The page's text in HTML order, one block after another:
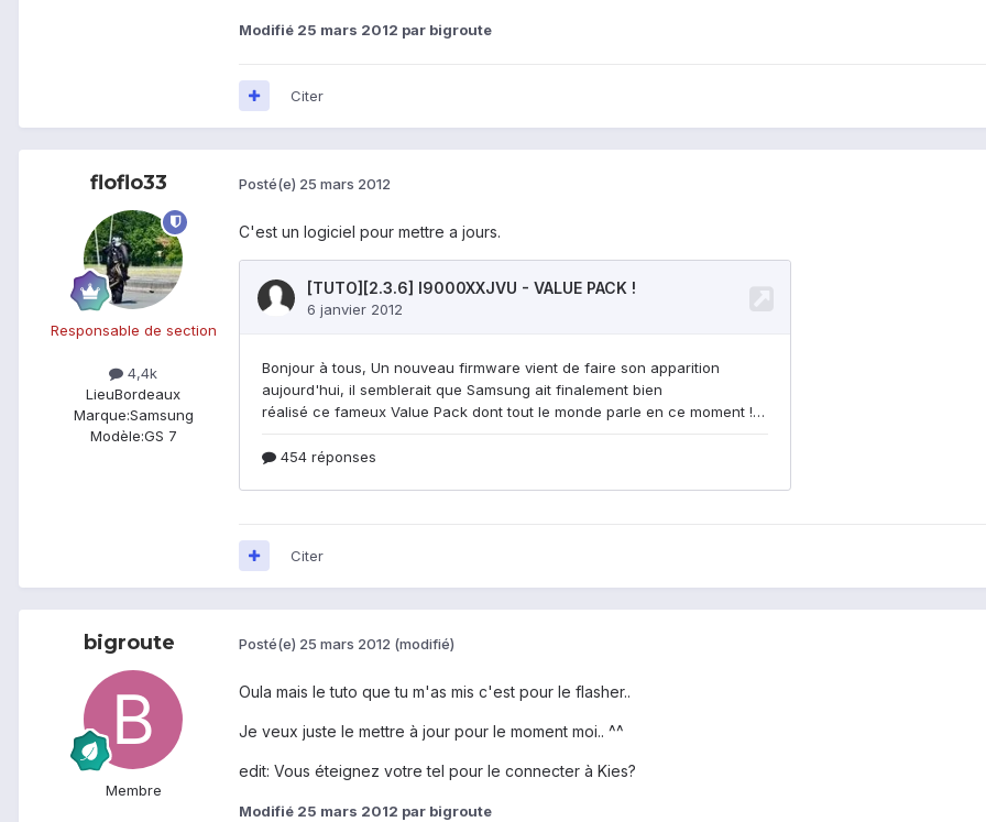
Modifié 25 mars 2012 par bigroute
Citer
floflo33
Responsable de section
4,4k
LieuBordeaux
Marque:Samsung
Modèle:GS 7
Posté(e) 25 mars 2012
C'est un logiciel pour mettre a jours.
Citer
bigroute
Membre
Posté(e) 25 mars 2012 (modifié)
Oula mais le tuto que tu m'as mis c'est pour le flasher..
Je veux juste le mettre à jour pour le moment moi.. ^^
edit: Vous éteignez votre tel pour le connecter à Kies?
Modifié 25 mars 2012 par bigroute